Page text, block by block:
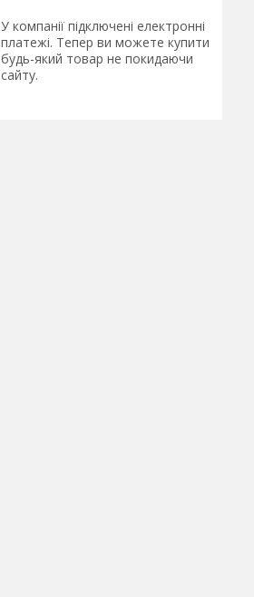
У компанії підключені електронні
платежі. Тепер ви можете купити
будь-який товар не покидаючи
сайту.